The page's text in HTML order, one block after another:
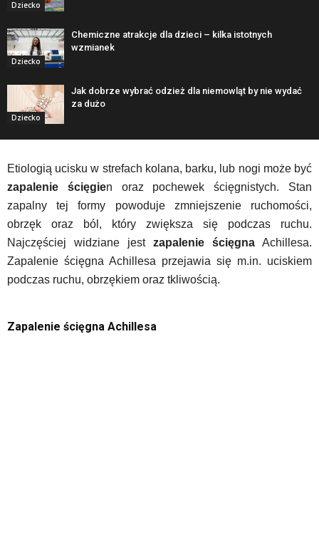
Dziecko
Dziecko
Chemiczne atrakcje dla dzieci – kilka istotnych
wzmianek
Dziecko
Jak dobrze wybrać odzież dla niemowląt by nie wydać
za dużo
Etiologią ucisku w strefach kolana, barku, lub nogi może być
zapalenie ścięgien oraz pochewek ścięgnistych. Stan
zapalny tej formy powoduje zmniejszenie ruchomości,
obrzęk oraz ból, który zwiększa się podczas ruchu.
Najczęściej widziane jest zapalenie ścięgna Achillesa.
Zapalenie ścięgna Achillesa przejawia się m.in. uciskiem
podczas ruchu, obrzękiem oraz tkliwością.
Zapalenie ścięgna Achillesa